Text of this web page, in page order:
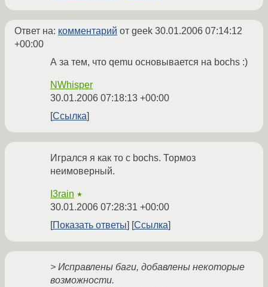
Ответ на: комментарий от geek 30.01.2006 07:14:12
+00:00
А за тем, что qemu основывается на bochs :)
NWhisper
30.01.2006 07:18:13 +00:00
Ссылка
Игрался я как то с bochs. Тормоз
неимоверный.
I3rain ★
30.01.2006 07:28:31 +00:00
Показать ответы
Ссылка
> Исправлены баги, добавлены некоторые
возможности.